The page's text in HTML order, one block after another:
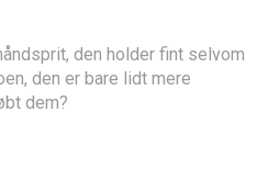
den holder fint selvom
den er bare lidt mere
dem?